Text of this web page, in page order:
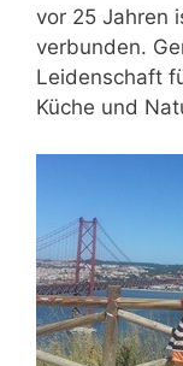
vor 25 Jahren
verbunden.
Leidenschaft
Küche und